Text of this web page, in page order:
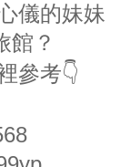
儀的妹妹
館？
參考👇